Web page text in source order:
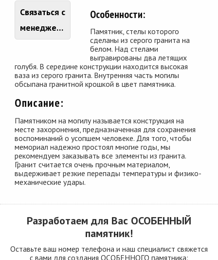
Связаться с
менеджером
Особенности:
Памятник, стелы которого
сделаны из серого гранита на
белом. Над стелами
выгравированы два летящих
голубя. В середине конструкции находится высокая
ваза из серого гранита. Внутренняя часть могилы
обсыпана гранитной крошкой в цвет памятника.
Описание:
Памятником на могилу называется конструкция на
месте захоронения, предназначенная для сохранения
воспоминаний о усопшем человеке. Для того, чтобы
мемориал надежно простоял многие годы, мы
рекомендуем заказывать все элементы из гранита.
Гранит считается очень прочным материалом,
выдерживает резкие перепады температуры и физико-
механические удары.
Разработаем для Вас ОСОБЕННЫЙ
памятник!
Оставьте ваш номер телефона и наш специалист свяжется
с вами для создания ОСОБЕННОГО памятника: